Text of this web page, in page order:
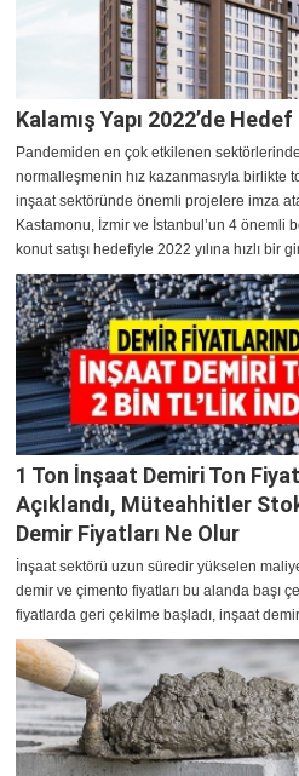
Kalamış Yapı 2022’de
Pandemiden en çok etkilenen
normalleşmenin hız kazanmasıyla birlikte
inşaat sektöründe önemli projelere imza
Kastamonu, İzmir ve İstanbul’un 4 önemli
konut satışı hedefiyle 2022 yılına hızlı bir
1 Ton İnşaat Demiri Ton
Açıklandı, Müteahhitler
Demir Fiyatları Ne Olur
İnşaat sektörü uzun süredir yükselen
demir ve çimento fiyatları bu alanda başı
fiyatlarda geri çekilme başladı, inşaat